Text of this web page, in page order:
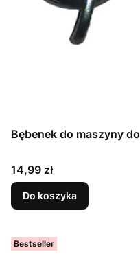
Bębenek do maszyny
Cena
14,99 zł
Do koszyka
Bestseller